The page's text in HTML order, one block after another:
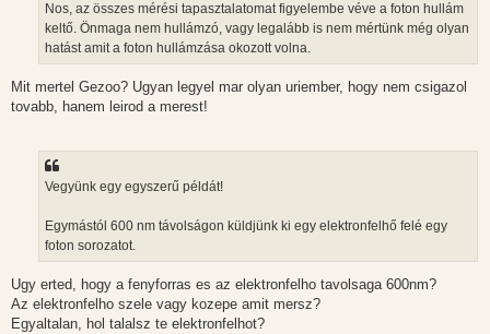
Nos, az összes mérési tapasztalatomat figyelembe véve a foton hullám
keltő. Önmaga nem hullámzó, vagy legalább is nem mértünk még olyan
hatást amit a foton hullámzása okozott volna.
Mit mertel Gezoo? Ugyan legyel mar olyan uriember, hogy nem csigazol
tovabb, hanem leirod a merest!
Vegyünk egy egyszerű példát!
Egymástól 600 nm távolságon küldjünk ki egy elektronfelhő felé egy
foton sorozatot.
Ugy erted, hogy a fenyforras es az elektronfelho tavolsaga 600nm?
Az elektronfelho szele vagy kozepe amit mersz?
Egyaltalan, hol talalsz te elektronfelhot?